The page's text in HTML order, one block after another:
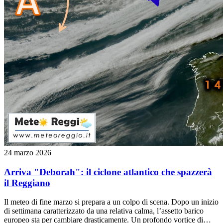
24 marzo 2026
Arriva "Deborah": il ciclone atlantico che spazzerà
il Reggiano
Il meteo di fine marzo si prepara a un colpo di scena. Dopo un inizio
di settimana caratterizzato da una relativa calma, l’assetto barico
europeo sta per cambiare drasticamente. Un profondo vortice di